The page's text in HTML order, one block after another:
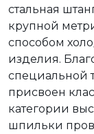
стальная
крупной
способом
изделия.
специальной
присвоен
категории
шпильки